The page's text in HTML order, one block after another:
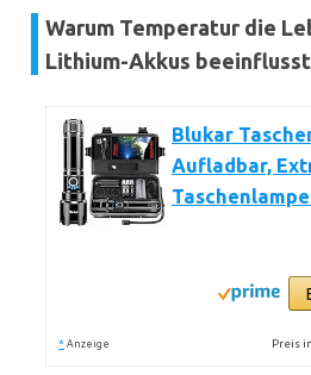
Warum Temperatur die
Lithium-Akkus beeinflusst
Blukar
Aufladbar,
* Anzeige Preis